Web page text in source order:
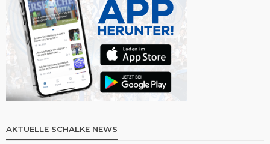
AKTUELLE SCHALKE NEWS